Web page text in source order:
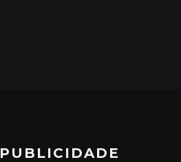
PUBLICIDADE